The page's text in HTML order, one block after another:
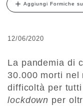
Aggiungi Formiche
12/06/2020
La pandemia di
30.000 morti nel
difficoltà per
lockdown per